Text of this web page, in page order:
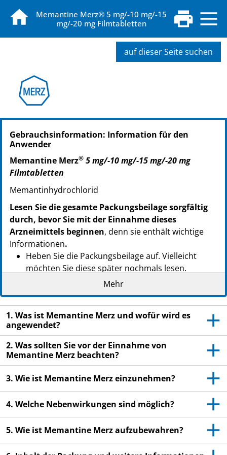
Memantine Merz® 5 mg/-10 mg/-15
mg/-20 mg Filmtabletten
auf dieser Seite suchen
PZN: 00143024
PPN: 110014302446
Gebrauchsinformation: Information für den
Anwender
Memantine Merz® 5 mg/-10 mg/-15 mg/-20 mg
Filmtabletten
Memantinhydrochlorid
Lesen Sie die gesamte Packungsbeilage sorgfältig
durch, bevor Sie mit der Einnahme dieses
Arzneimittels beginnen, denn sie enthält wichtige
Informationen.
Heben Sie die Packungsbeilage auf. Vielleicht
möchten Sie diese später nochmals lesen.
Wenn Sie weitere Fragen haben, wenden Sie sich
an Ihren Arzt oder Apotheker.
Dieses Arzneimittel wurde Ihnen persönlich
verschrieben. Geben Sie es nicht an Dritte weiter.
Es kann anderen Menschen schaden, auch wenn
diese die gleichen Beschwerden haben wie Sie.
Wenn Sie Nebenwirkungen bemerken, wenden Sie
sich an Ihren Arzt oder Apotheker. Dies gilt auch
für Nebenwirkungen, die nicht in dieser
Packungsbeilage angegeben sind. Siehe Abschnitt
4.
Mehr
1. Was ist Memantine Merz und wofür wird es
angewendet?
2. Was sollten Sie vor der Einnahme von
Memantine Merz beachten?
3. Wie ist Memantine Merz einzunehmen?
4. Welche Nebenwirkungen sind möglich?
5. Wie ist Memantine Merz aufzubewahren?